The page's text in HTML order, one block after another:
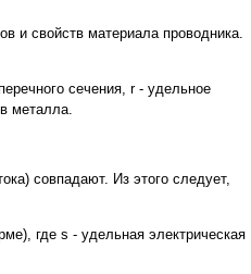
и свойств материала проводника.
сечения, r - удельное
металла.
совпадают. Из этого следует,
где s - удельная электрическая